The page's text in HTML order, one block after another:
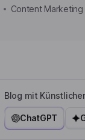
Content Marketing
Blog mit
ChatGPT